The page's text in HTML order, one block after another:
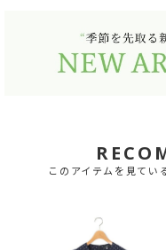
このアイテムを見てい